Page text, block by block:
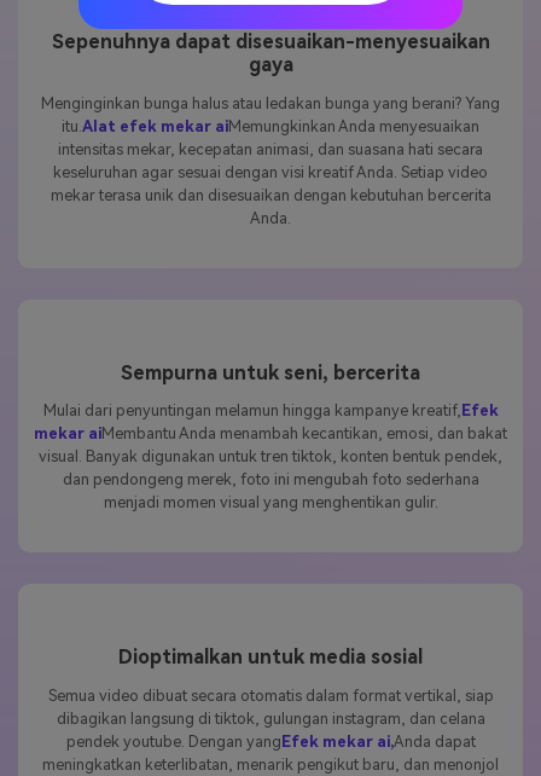
Sepenuhnya dapat disesuaikan-menyesuaikan
gaya
Menginginkan bunga halus atau ledakan bunga yang berani? Yang
itu.Alat efek mekar ai Memungkinkan Anda menyesuaikan
intensitas mekar, kecepatan animasi, dan suasana hati secara
keseluruhan agar sesuai dengan visi kreatif Anda. Setiap video
mekar terasa unik dan disesuaikan dengan kebutuhan bercerita
Anda.
Mulai dari penyuntingan melamun hingga kampanye kreatif,
mekar aiMembantu Anda menambah kecantikan, emosi, dan bakat
visual. Banyak digunakan untuk tren tiktok, konten bentuk pendek,
dan pendongeng merek, foto ini mengubah foto sederhana
menjadi momen visual yang menghentikan gulir.
Semua video dibuat secara otomatis dalam format vertikal, siap
dibagikan langsung di tiktok, gulungan instagram, dan celana
pendek youtube. Dengan yang Efek mekar ai,Anda dapat
meningkatkan keterlibatan, menarik pengikut baru, dan menonjol
dengan mudah di setiap platform.